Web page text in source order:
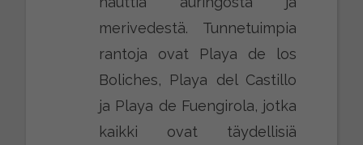
merivedestä. Tunnetuimpia
rantoja ovat Playa de los
Boliches, Playa del Castillo
ja Playa de Fuengirola, jotka
kaikki ovat täydellisiä